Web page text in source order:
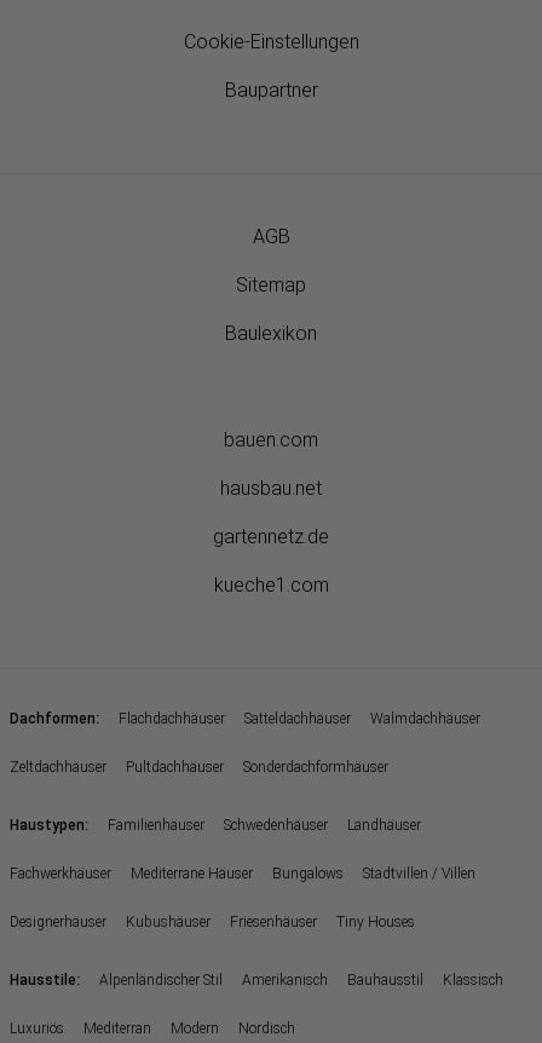
Cookie-Einstellungen
Baupartner
AGB
Sitemap
Baulexikon
bauen.com
hausbau.net
gartennetz.de
kueche1.com
Dachformen: Flachdachhäuser Satteldachhäuser Walmdachhäuser
Zeltdachhäuser Pultdachhäuser Sonderdachformhäuser
Haustypen: Familienhäuser Schwedenhäuser Landhäuser
Fachwerkhäuser Mediterrane Häuser Bungalows Stadtvillen / Villen
Designerhäuser Kubushäuser Friesenhäuser Tiny Houses
Hausstile: Alpenländischer Stil Amerikanisch Bauhausstil Klassisch
Luxuriös Mediterran Modern Nordisch